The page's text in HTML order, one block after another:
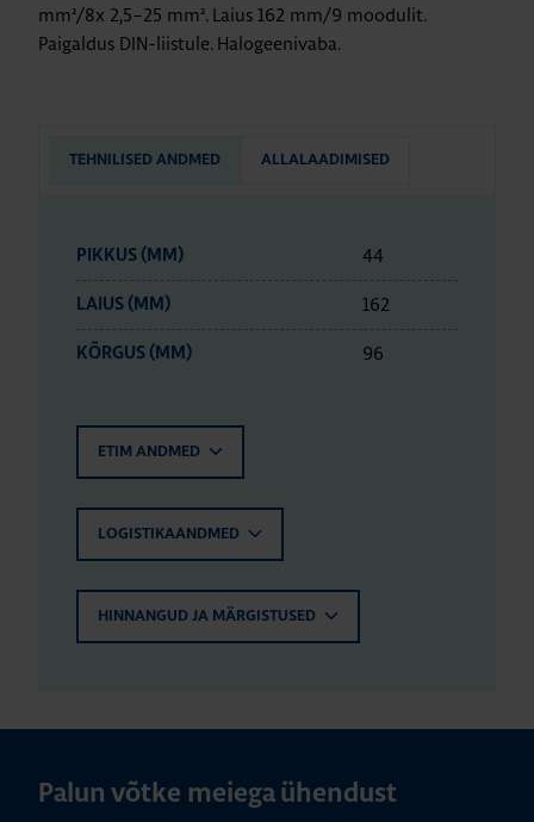
mm²/8x 2,5–25 mm². Laius 162 mm/9 moodulit.
Paigaldus DIN-liistule. Halogeenivaba.
TEHNILISED ANDMED ALLALAADIMISED
PIKKUS (MM) 44
LAIUS (MM) 162
KÕRGUS (MM) 96
ETIM ANDMED
LOGISTIKAANDMED
HINNANGUD JA MÄRGISTUSED
Palun võtke meiega ühendust